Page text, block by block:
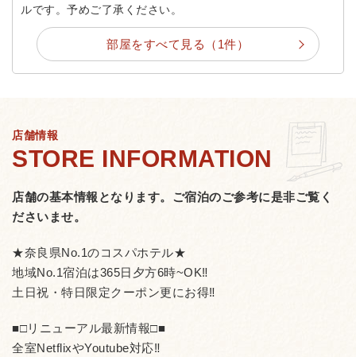
ルです。予めご了承ください。
部屋をすべて見る（1件）
店舗情報
店舗の基本情報となります。 ご宿泊のご参考に是非ご覧く
ださいませ。
★奈良県No.1のコスパホテル★
地域No.1宿泊は365日夕方6時~OK‼
土日祝・特日限定クーポン更にお得‼
■□リニューアル最新情報□■
全室NetflixやYoutube対応‼